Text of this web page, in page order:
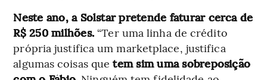
Neste ano, a Solstar pretende faturar cerca de
R$ 250 milhões.“Ter uma linha de crédito
própria justifica um marketplace, justifica
algumas coisas que tem sim uma sobreposição